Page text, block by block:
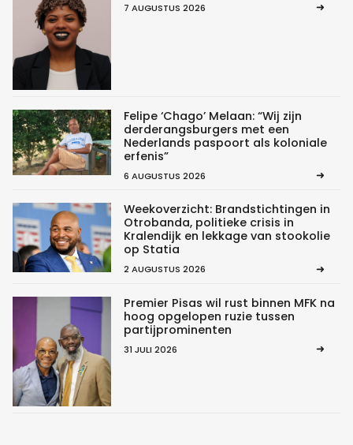
7 AUGUSTUS 2026
Felipe ‘Chago’ Melaan: “Wij zijn
derderangsburgers met een
Nederlands paspoort als koloniale
erfenis”
6 AUGUSTUS 2026
Weekoverzicht: Brandstichtingen in
Otrobanda, politieke crisis in
Kralendijk en lekkage van stookolie
op Statia
2 AUGUSTUS 2026
Premier Pisas wil rust binnen MFK na
hoog opgelopen ruzie tussen
partijprominenten
31 JULI 2026